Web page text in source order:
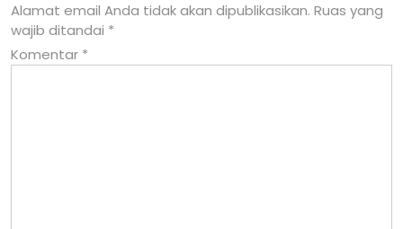
Alamat email Anda tidak akan dipublikasikan. Ruas yang
wajib ditandai *
Komentar *